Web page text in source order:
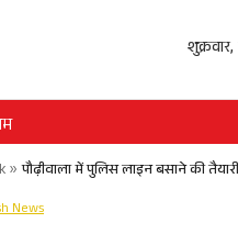
» पौढ़ीवाला में पुलिस लाइन बसाने की
News